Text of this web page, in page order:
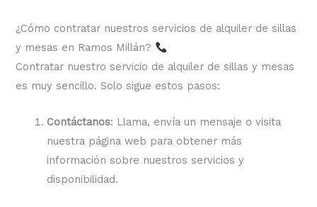
¿Cómo contratar nuestros servicios de alquiler de sillas
y mesas en Ramos Millán?
Contratar nuestro servicio de alquiler de sillas y mesas
es muy sencillo. Solo sigue estos pasos:
Contáctanos: Llama, envía un mensaje o visita
nuestra página web para obtener más
información sobre nuestros servicios y
disponibilidad.